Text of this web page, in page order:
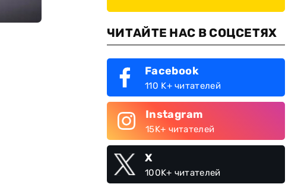
ЧИТАЙТЕ НАС В СОЦСЕТЯХ
Facebook
110 K+ читателей
Instagram
15K+ читателей
X
100K+ читателей